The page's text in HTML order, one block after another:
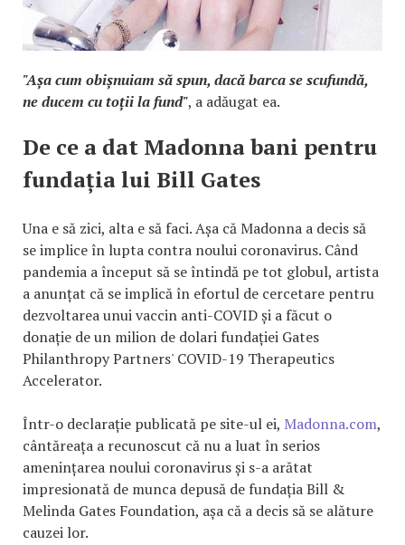
"Așa cum obișnuiam să spun, dacă barca se scufundă,
ne ducem cu toții la fund", a adăugat ea.
De ce a dat Madonna bani pentru
fundația lui Bill Gates
Una e să zici, alta e să faci. Așa că Madonna a decis să
se implice în lupta contra noului coronavirus. Când
pandemia a început să se întindă pe tot globul, artista
a anunțat că se implică în efortul de cercetare pentru
dezvoltarea unui vaccin anti-COVID și a făcut o
donație de un milion de dolari fundației Gates
Philanthropy Partners' COVID-19 Therapeutics
Accelerator.
Într-o declarație publicată pe site-ul ei, Madonna.com,
cântăreața a recunoscut că nu a luat în serios
amenințarea noului coronavirus și s-a arătat
impresionată de munca depusă de fundația Bill &
Melinda Gates Foundation, așa că a decis să se alăture
cauzei lor.